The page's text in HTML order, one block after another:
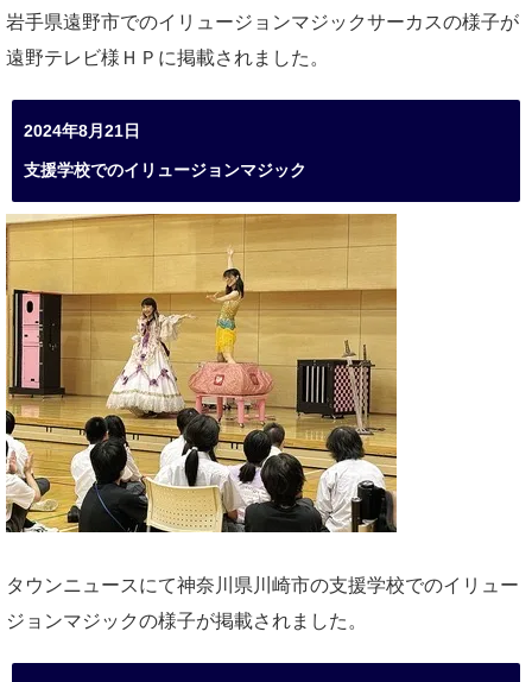
岩手県遠野市でのイリュージョンマジックサーカスの様子が
遠野テレビ様ＨＰに掲載されました。
2024年8月21日
支援学校でのイリュージョンマジック
タウンニュースにて神奈川県川崎市の支援学校でのイリュー
ジョンマジックの様子が掲載されました。